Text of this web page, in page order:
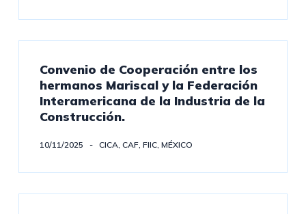
Convenio de Cooperación entre los
hermanos Mariscal y la Federación
Interamericana de la Industria de la
Construcción.
10/11/2025 CICA CAF, FIIC, MÉXICO